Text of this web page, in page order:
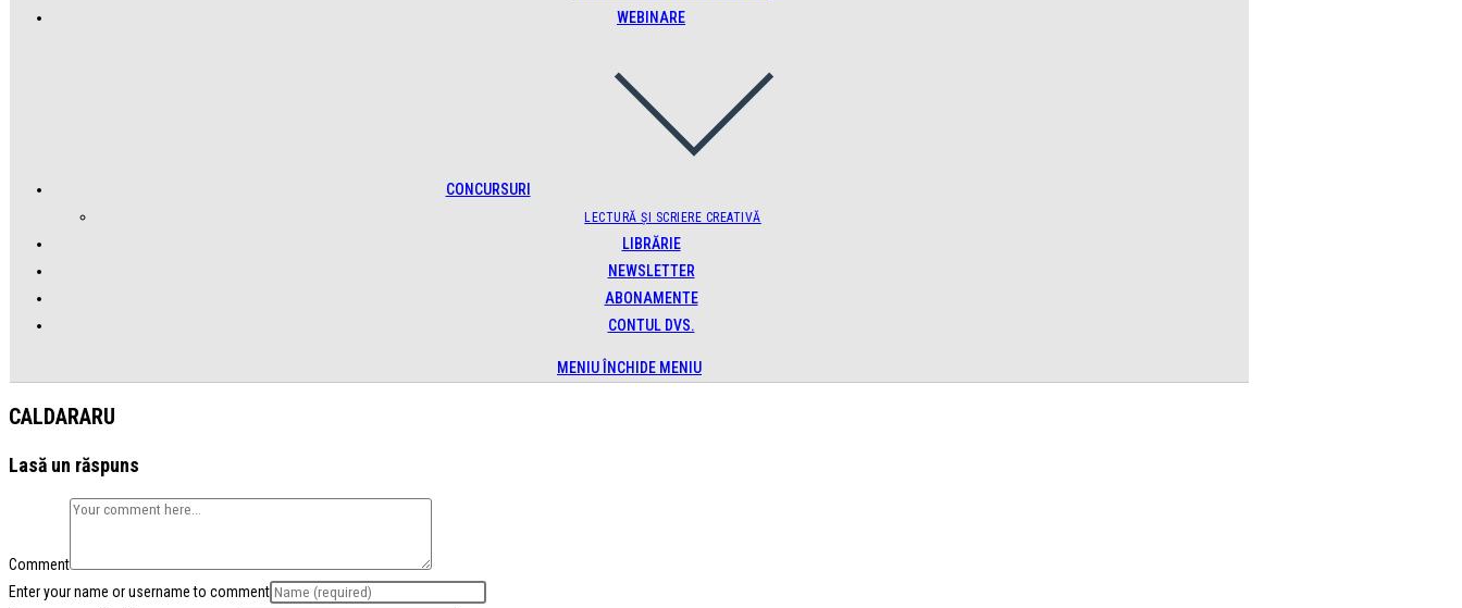
WEBINARE
CONCURSURI
LECTURĂ ȘI SCRIERE CREATIVĂ
LIBRĂRIE
NEWSLETTER
ABONAMENTE
CONTUL DVS.
MENIU ÎNCHIDE MENIU
CALDARARU
Lasă un răspuns
Comment
Enter your name or username to comment